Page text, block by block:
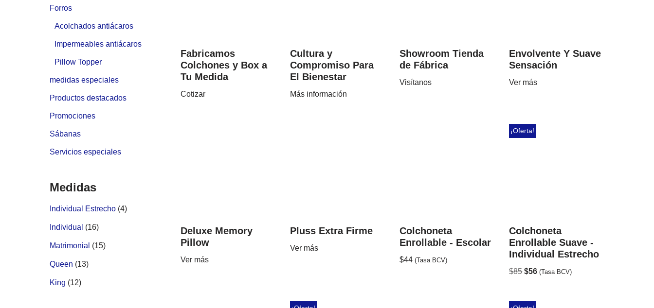
Forros
Acolchados antiácaros
Impermeables antiácaros
Pillow Topper
medidas especiales
Productos destacados
Promociones
Sábanas
Servicios especiales
Medidas
Individual Estrecho (4)
Individual (16)
Matrimonial (15)
Queen (13)
King (12)
Fabricamos
Colchones y Box a
Tu Medida
Cotizar
Cultura y
Compromiso Para
El Bienestar
Más información
Showroom Tienda
de Fábrica
Visítanos
Envolvente Y Suave
Sensación
Ver más
Deluxe Memory
Pillow
Ver más
Pluss Extra Firme
Ver más
Colchoneta
Enrollable - Escolar
$44 (Tasa BCV)
¡Oferta!
Colchoneta
Enrollable Suave -
Individual Estrecho
$85 $56 (Tasa BCV)